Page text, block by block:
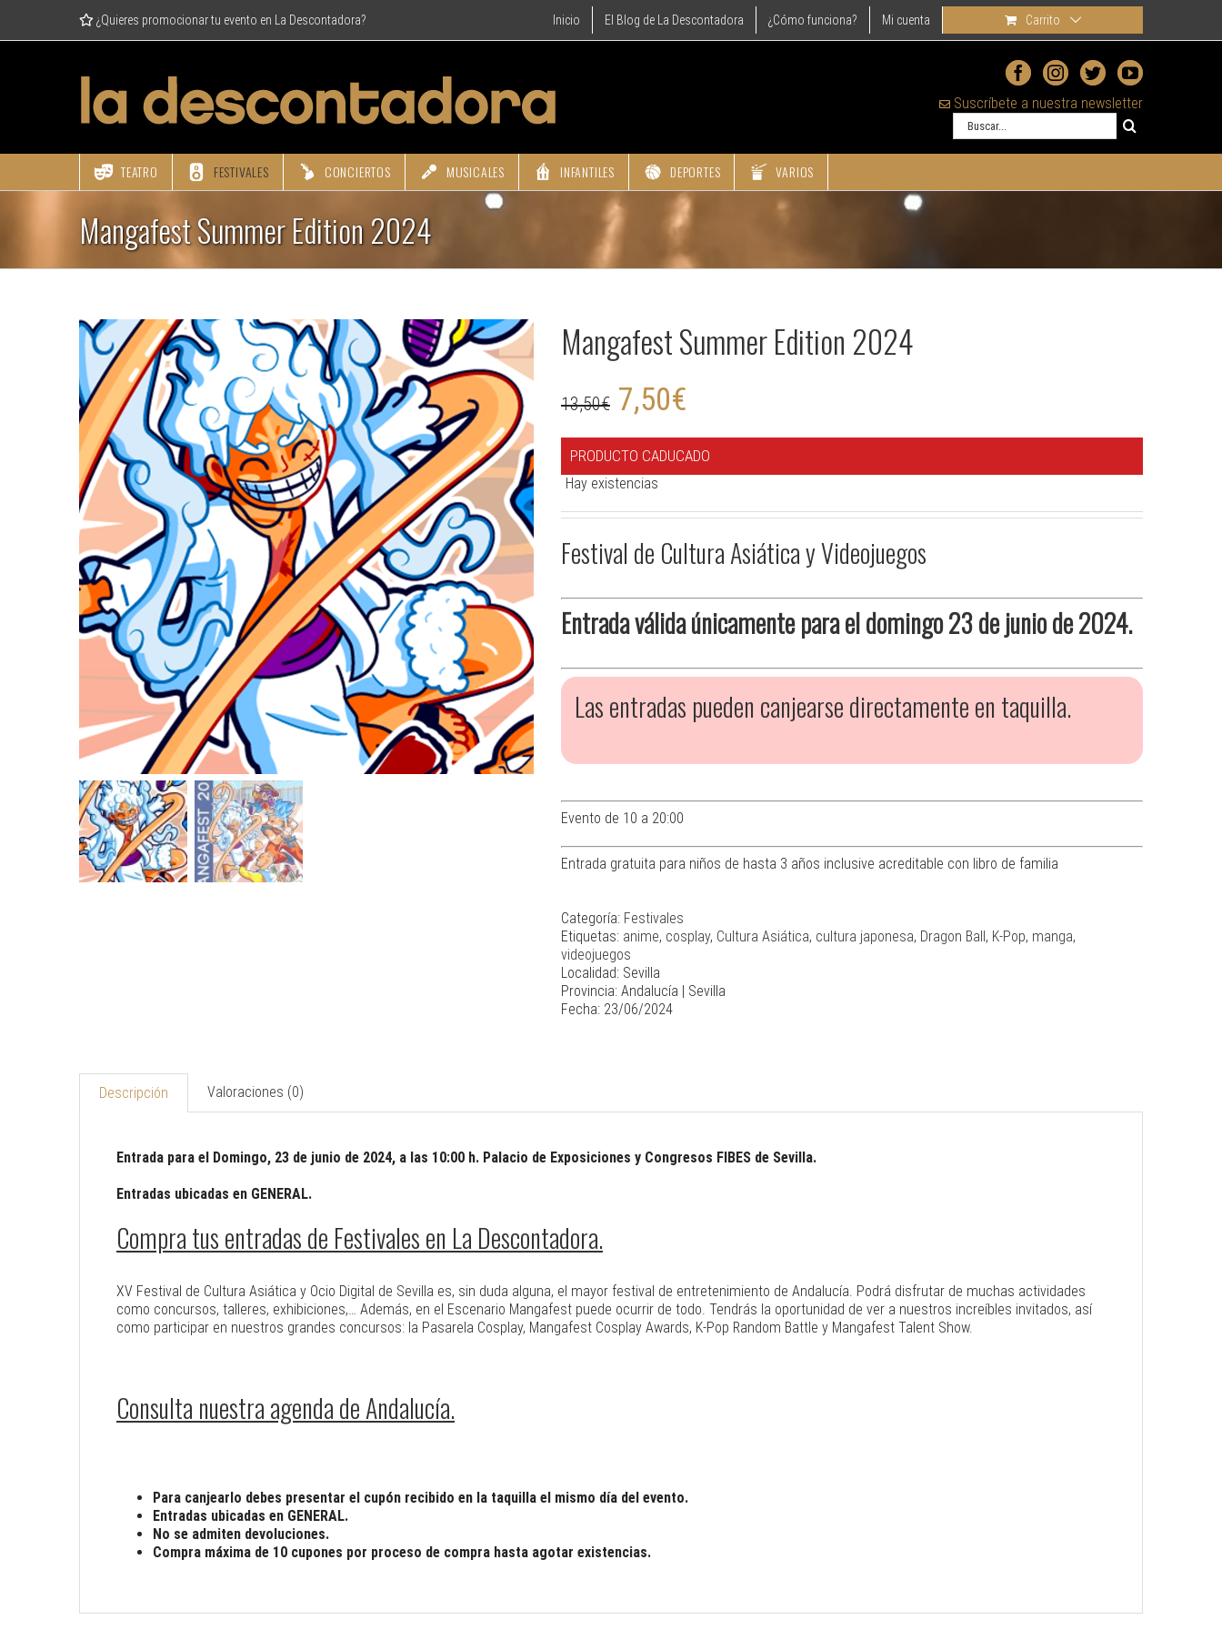
content
¿Quieres promocionar tu evento en La Descontadora? Inicio El Blog de La Descontadora ¿Cómo funciona? Mi cuenta Carrito
Suscríbete a nuestra newsletter
Buscar
TEATRO FESTIVALES CONCIERTOS MUSICALES INFANTILES DEPORTES VARIOS
Mangafest Summer Edition 2024
Mangafest Summer Edition 2024
13,50€ 7,50€
PRODUCTO CADUCADO
Hay existencias
Festival de Cultura Asiática y Videojuegos
Entrada válida únicamente para el domingo 23 de junio de 2024.
Las entradas pueden canjearse directamente en taquilla.
Evento de 10 a 20:00
Entrada gratuita para niños de hasta 3 años inclusive acreditable con libro de familia
Categoría: Festivales
Etiquetas: anime, cosplay, Cultura Asiática, cultura japonesa, Dragon Ball , K-Pop, manga,
videojuegos
Localidad: Sevilla
Provincia: Andalucía | Sevilla
Fecha: 23/06/2024
Descripción Valoraciones (0)
Entrada para el Domingo, 23 de junio de 2024, a las 10:00 h. Palacio de Exposiciones y Congresos FIBES de Sevilla.
Entradas ubicadas en GENERAL.
Compra tus entradas de Festivales en La Descontadora.
XV Festival de Cultura Asiática y Ocio Digital de Sevilla es, sin duda alguna, el mayor festival de entretenimiento de Andalucía. Podrá disfrutar de muchas actividades
como concursos, talleres, exhibiciones,… Además, en el Escenario Mangafest puede ocurrir de todo. Tendrás la oportunidad de ver a nuestros increíbles invitados, así
como participar en nuestros grandes concursos: la Pasarela Cosplay, Mangafest Cosplay Awards, K-Pop Random Battle y Mangafest Talent Show.
Consulta nuestra agenda de Andalucía.
Para canjearlo debes presentar el cupón recibido en la taquilla el mismo día del evento.
Entradas ubicadas en GENERAL.
No se admiten devoluciones.
Compra máxima de 10 cupones por proceso de compra hasta agotar existencias.